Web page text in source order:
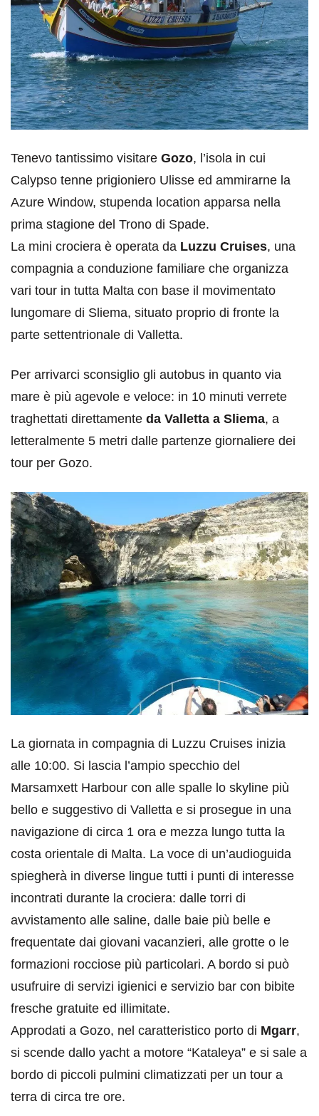
Tenevo tantissimo visitare Gozo, l’isola in cui
Calypso tenne prigioniero Ulisse ed ammirarne la
Azure Window, stupenda location apparsa nella
prima stagione del Trono di Spade.
La mini crociera è operata da Luzzu Cruises, una
compagnia a conduzione familiare che organizza
vari tour in tutta Malta con base il movimentato
lungomare di Sliema, situato proprio di fronte la
parte settentrionale di Valletta.
Per arrivarci sconsiglio gli autobus in quanto via
mare è più agevole e veloce: in 10 minuti verrete
traghettati direttamente da Valletta a Sliema, a
letteralmente 5 metri dalle partenze giornaliere dei
tour per Gozo.
La giornata in compagnia di Luzzu Cruises inizia
alle 10:00. Si lascia l’ampio specchio del
Marsamxett Harbour con alle spalle lo skyline più
bello e suggestivo di Valletta e si prosegue in una
navigazione di circa 1 ora e mezza lungo tutta la
costa orientale di Malta. La voce di un’audioguida
spiegherà in diverse lingue tutti i punti di interesse
incontrati durante la crociera: dalle torri di
avvistamento alle saline, dalle baie più belle e
frequentate dai giovani vacanzieri, alle grotte o le
formazioni rocciose più particolari. A bordo si può
usufruire di servizi igienici e servizio bar con bibite
fresche gratuite ed illimitate.
Approdati a Gozo, nel caratteristico porto di Mgarr,
si scende dallo yacht a motore “Kataleya” e si sale a
bordo di piccoli pulmini climatizzati per un tour a
terra di circa tre ore.